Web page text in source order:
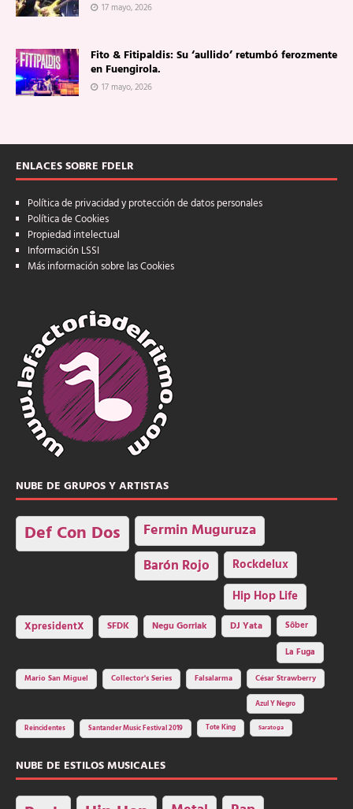
17 mayo, 2026
Fito & Fitipaldis: Su ‘aullido’ retumbó ferozmente
en Fuengirola.
17 mayo, 2026
ENLACES SOBRE FDELR
Política de privacidad y protección de datos personales
Política de Cookies
Propiedad intelectual
Información LSSI
Más información sobre las Cookies
NUBE DE GRUPOS Y ARTISTAS
Def Con Dos Fermin Muguruza
Barón Rojo Rockdelux
Hip Hop Life
XpresidentX SFDK Negu Gorriak DJ Yata
Sôber
La Fuga
Mario San Miguel
Collector's Series Falsalarma César Strawberry
Azul Y Negro
Reincidentes Santander Music Festival 2019 Tote King Saratoga
NUBE DE ESTILOS MUSICALES